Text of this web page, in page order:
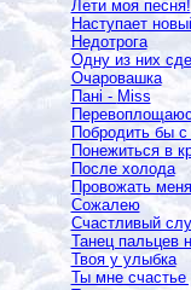
Лети моя песня!
Наступает
Недотрога
Одну из них
Очаровашка
Пані - Miss
Побродить бы
Понежиться в
После холода
Провожать
Сожалею
Счастливый
Танец пальцев
Твоя у улыбка
Ты мне счастье